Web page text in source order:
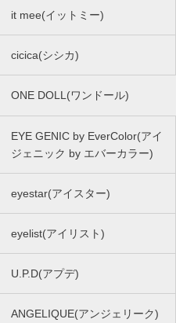
it mee(イットミー)
cicica(シシカ)
ONE DOLL(ワンドール)
EYE GENIC by EverColor(アイ
ジェニック by エバーカラー)
eyestar(アイスター)
eyelist(アイリスト)
U.P.D(アプデ)
ANGELIQUE(アンジェリーク)